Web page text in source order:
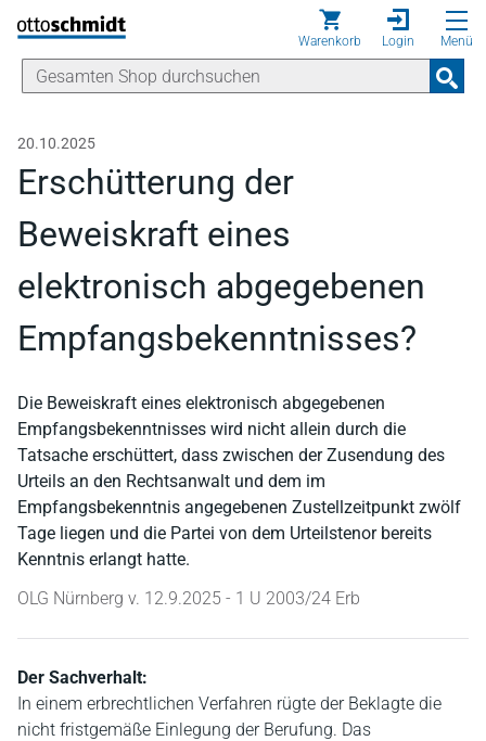
Direkt zum Inhalt
Warenkorb Login Menü
20.10.2025
Erschütterung der
Beweiskraft eines
elektronisch abgegebenen
Empfangsbekenntnisses?
Die Beweiskraft eines elektronisch abgegebenen
Empfangsbekenntnisses wird nicht allein durch die
Tatsache erschüttert, dass zwischen der Zusendung des
Urteils an den Rechtsanwalt und dem im
Empfangsbekenntnis angegebenen Zustellzeitpunkt zwölf
Tage liegen und die Partei von dem Urteilstenor bereits
Kenntnis erlangt hatte.
OLG Nürnberg v. 12.9.2025 - 1 U 2003/24 Erb
Der Sachverhalt:
In einem erbrechtlichen Verfahren rügte der Beklagte die
nicht fristgemäße Einlegung der Berufung. Das